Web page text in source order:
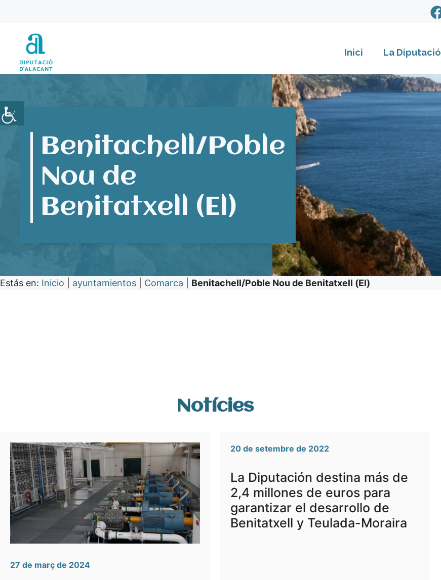
contingut
Inici La Diputació
Benitachell/Poble
Nou de
Benitatxell (El)
Estás en: Inicio ayuntamientos Comarca Benitachell/Poble Nou de Benitatxell (El)
Notícies
27 de març de 2024
20 de setembre de 2022
La Diputación destina más de
2,4 millones de euros para
garantizar el desarrollo de
Benitatxell y Teulada-Moraira